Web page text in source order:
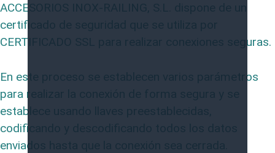
ACCESORIOS INOX-RAILING, S.L. dispone de un
certificado de seguridad que se utiliza por
CERTIFICADO SSL para realizar conexiones seguras.
En este proceso se establecen varios parámetros
para realizar la conexión de forma segura y se
establece usando llaves preestablecidas,
codificando y descodificando todos los datos
enviados hasta que la conexión sea cerrada.